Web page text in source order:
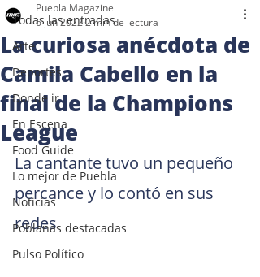
Todas las entradas
Arte
Deportes
Donde ir
En Escena
Food Guide
Lo mejor de Puebla
Noticias
Poblanas destacadas
Pulso Político
La curiosa anécdota de
Camila Cabello en la
final de la Champions
League
Puebla Magazine
6 jun 20222 min de lectura
La cantante tuvo un pequeño
percance y lo contó en sus
redes